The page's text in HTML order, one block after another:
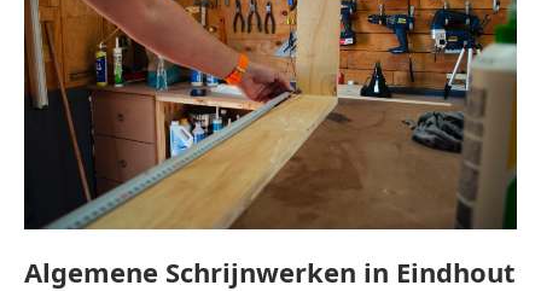
Algemene Schrijnwerken in Eindhout